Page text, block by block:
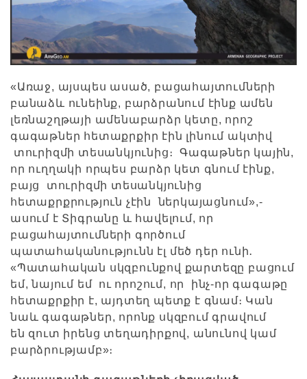
«Առաջ, այսպես ասած, բացահայտումների
բանաձև ունեինք, բարձրանում էինք ամեն
լեռնաշղթայի ամենաբարձր կետը, որոշ
գագաթներ հետաքրքիր էին լինում ակտիվ
տուրիզմի տեսանկյունից։ Գագաթներ կային,
որ ուղղակի որպես բարձր կետ գնում էինք,
բայց տուրիզմի տեսանկյունից
հետաքրքրություն չէին ներկայացնում»,-
ասում է Տիգրանը և հավելում, որ
բացահայտումների գործում
պատահականությունն էլ մեծ դեր ունի․
«Պատահական սկզբունքով քարտեզը բացում
եմ, նայում եմ ու որոշում, որ ինչ-որ գագաթը
հետաքրքիր է, այդտեղ պետք է գնամ։ Կան
նաև գագաթներ, որոնք սկզբում գրավում
են զուտ իրենց տեղադիրքով, անունով կամ
բարձրությամբ»։